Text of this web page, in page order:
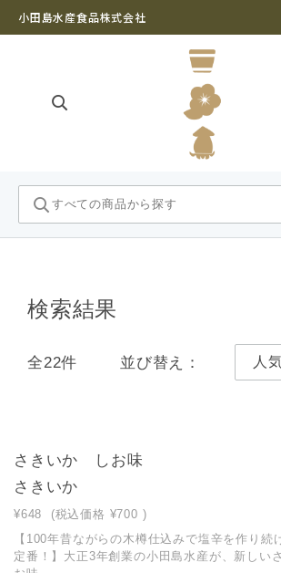
小田島水産食品株式会社
検索結果
全22件 並び替え：
さきいか しお味
さきいか
¥648 (税込価格 ¥700 )
【100年昔ながらの木樽仕込みで塩辛を作り続
定番！】大正3年創業の小田島水産が、新しい